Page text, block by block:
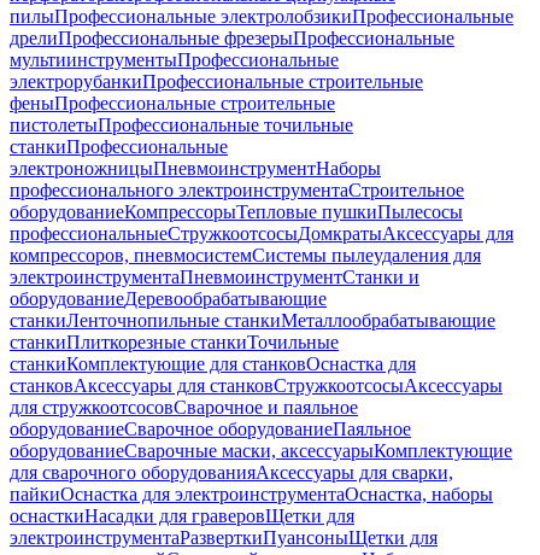
пилыПрофессиональные электролобзикиПрофессиональные
дрелиПрофессиональные фрезерыПрофессиональные
мультиинструментыПрофессиональные
электрорубанкиПрофессиональные строительные
феныПрофессиональные строительные
пистолетыПрофессиональные точильные
станкиПрофессиональные
электроножницыПневмоинструментНаборы
профессионального электроинструментаСтроительное
оборудованиеКомпрессорыТепловые пушкиПылесосы
профессиональныеСтружкоотсосыДомкратыАксессуары для
компрессоров, пневмосистемСистемы пылеудаления для
электроинструментаПневмоинструментСтанки и
оборудованиеДеревообрабатывающие
станкиЛенточнопильные станкиМеталлообрабатывающие
станкиПлиткорезные станкиТочильные
станкиКомплектующие для станковОснастка для
станковАксессуары для станковСтружкоотсосыАксессуары
для стружкоотсосовСварочное и паяльное
оборудованиеСварочное оборудованиеПаяльное
оборудованиеСварочные маски, аксессуарыКомплектующие
для сварочного оборудованияАксессуары для сварки,
пайкиОснастка для электроинструментаОснастка, наборы
оснасткиНасадки для граверовЩетки для
электроинструментаРазверткиПуансоныЩетки для